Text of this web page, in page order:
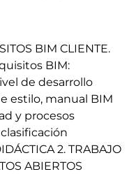
BIM CLIENTE.
BIM:
de desarrollo
estilo, manual BIM
y procesos
2. TRABAJO
ABIERTOS